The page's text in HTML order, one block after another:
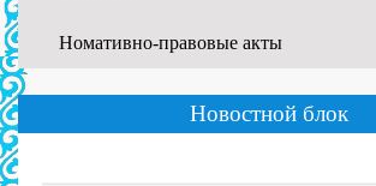
Номативно-правовые акты
Новостной блок
...